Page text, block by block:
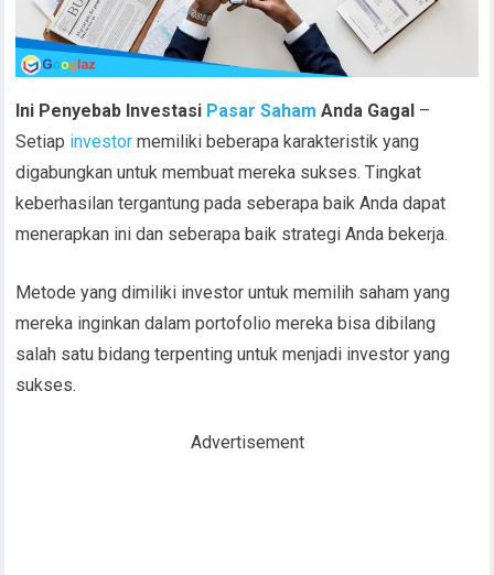
Ini Penyebab Investasi Pasar Saham Anda Gagal –
Setiap investor memiliki beberapa karakteristik yang
digabungkan untuk membuat mereka sukses. Tingkat
keberhasilan tergantung pada seberapa baik Anda dapat
menerapkan ini dan seberapa baik strategi Anda bekerja.
Metode yang dimiliki investor untuk memilih saham yang
mereka inginkan dalam portofolio mereka bisa dibilang
salah satu bidang terpenting untuk menjadi investor yang
sukses.
Advertisement